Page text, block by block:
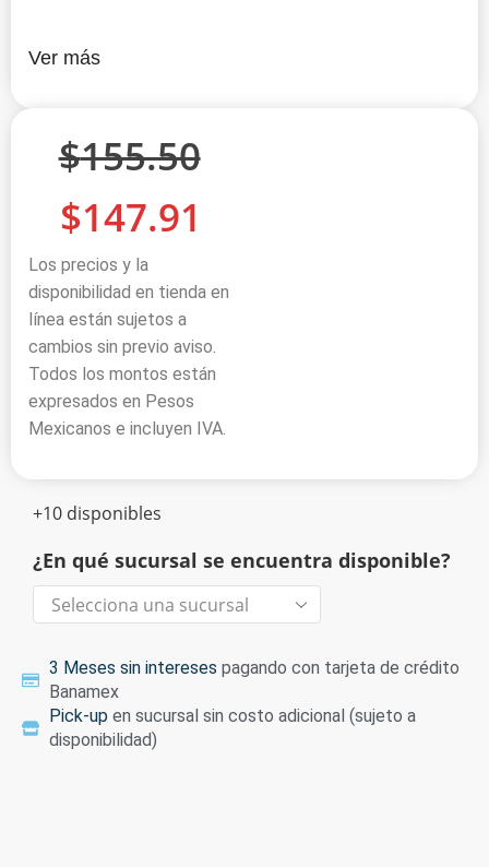
Ver más
$155.50
$147.91
Los precios y la
disponibilidad en tienda en
línea están sujetos a
cambios sin previo aviso.
Todos los montos están
expresados en Pesos
Mexicanos e incluyen IVA.
+10 disponibles
¿En qué sucursal se encuentra disponible?
3 Meses sin intereses pagando con tarjeta de crédito
Banamex
Pick-up en sucursal sin costo adicional (sujeto a
disponibilidad)